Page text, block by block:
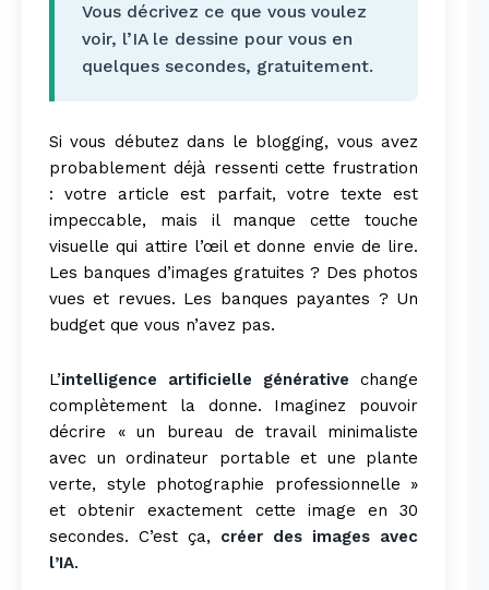
Vous décrivez ce que vous voulez
voir, l’IA le dessine pour vous en
quelques secondes, gratuitement.
Si vous débutez dans le blogging, vous avez
probablement déjà ressenti cette frustration
: votre article est parfait, votre texte est
impeccable, mais il manque cette touche
visuelle qui attire l’œil et donne envie de lire.
Les banques d’images gratuites ? Des photos
vues et revues. Les banques payantes ? Un
budget que vous n’avez pas.
L’intelligence artificielle générative change
complètement la donne. Imaginez pouvoir
décrire « un bureau de travail minimaliste
avec un ordinateur portable et une plante
verte, style photographie professionnelle »
et obtenir exactement cette image en 30
secondes. C’est ça, créer des images avec
l’IA.